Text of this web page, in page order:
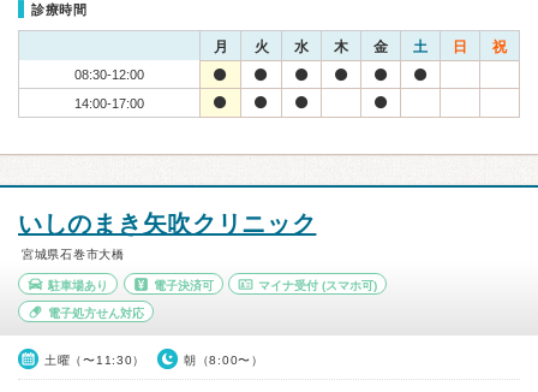
診療時間
月 火 水 木 金 土 日 祝
08:30-12:00
14:00-17:00
いしのまき矢吹クリニック
宮城県石巻市大橋
駐車場あり 電子決済可 マイナ受付 (スマホ可)
電子処方せん対応
土曜（〜11:30） 朝（8:00〜）